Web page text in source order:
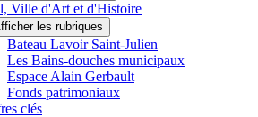
Ville d'Art et d'Histoire
Bateau Lavoir Saint-Julien
Les Bains-douches municipaux
Espace Alain Gerbault
Fonds patrimoniaux
clés